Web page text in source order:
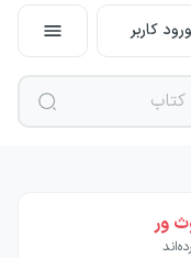
ورود کاربر
ور